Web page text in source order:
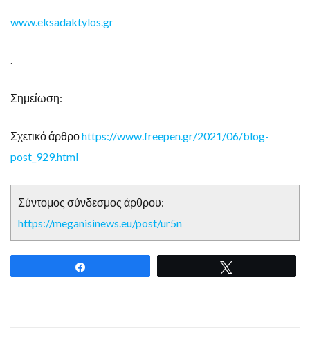
www.eksadaktylos.gr
.
Σημείωση:
Σχετικό άρθροhttps://www.freepen.gr/2021/06/blog-
post_929.html
Σύντομος σύνδεσμος άρθρου:
https://meganisinews.eu/post/ur5n